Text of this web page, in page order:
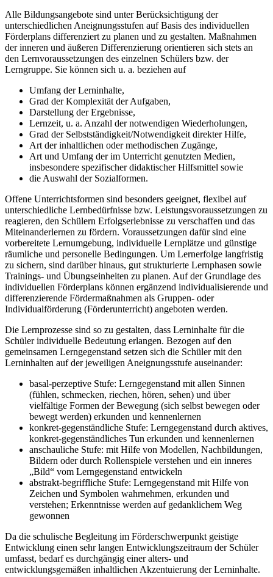
Alle Bildungsangebote sind unter Berücksichtigung der
unterschiedlichen Aneignungsstufen auf Basis des individuellen
Förderplans differenziert zu planen und zu gestalten. Maßnahmen
der inneren und äußeren Differenzierung orientieren sich stets an
den Lernvoraussetzungen des einzelnen Schülers bzw. der
Lerngruppe. Sie können sich u. a. beziehen auf
Umfang der Lerninhalte,
Grad der Komplexität der Aufgaben,
Darstellung der Ergebnisse,
Lernzeit, u. a. Anzahl der notwendigen Wiederholungen,
Grad der Selbstständigkeit/Notwendigkeit direkter Hilfe,
Art der inhaltlichen oder methodischen Zugänge,
Art und Umfang der im Unterricht genutzten Medien,
insbesondere spezifischer didaktischer Hilfsmittel sowie
die Auswahl der Sozialformen.
Offene Unterrichtsformen sind besonders geeignet, flexibel auf
unterschiedliche Lernbedürfnisse bzw. Leistungsvoraussetzungen zu
reagieren, den Schülern Erfolgserlebnisse zu verschaffen und das
Miteinanderlernen zu fördern. Voraussetzungen dafür sind eine
vorbereitete Lernumgebung, individuelle Lernplätze und günstige
räumliche und personelle Bedingungen. Um Lernerfolge langfristig
zu sichern, sind darüber hinaus, gut strukturierte Lernphasen sowie
Trainings- und Übungseinheiten zu planen. Auf der Grundlage des
individuellen Förderplans können ergänzend individualisierende und
differenzierende Fördermaßnahmen als Gruppen- oder
Individualförderung (Förderunterricht) angeboten werden.
Die Lernprozesse sind so zu gestalten, dass Lerninhalte für die
Schüler individuelle Bedeutung erlangen. Bezogen auf den
gemeinsamen Lerngegenstand setzen sich die Schüler mit den
Lerninhalten auf der jeweiligen Aneignungsstufe auseinander:
basal-perzeptive Stufe: Lerngegenstand mit allen Sinnen
(fühlen, schmecken, riechen, hören, sehen) und über
vielfältige Formen der Bewegung (sich selbst bewegen oder
bewegt werden) erkunden und kennenlernen
konkret-gegenständliche Stufe: Lerngegenstand durch aktives,
konkret-gegenständliches Tun erkunden und kennenlernen
anschauliche Stufe: mit Hilfe von Modellen, Nachbildungen,
Bildern oder durch Rollenspiele verstehen und ein inneres
„Bild“ vom Lerngegenstand entwickeln
abstrakt-begriffliche Stufe: Lerngegenstand mit Hilfe von
Zeichen und Symbolen wahrnehmen, erkunden und
verstehen; Erkenntnisse werden auf gedanklichem Weg
gewonnen
Da die schulische Begleitung im Förderschwerpunkt geistige
Entwicklung einen sehr langen Entwicklungszeitraum der Schüler
umfasst, bedarf es durchgängig einer alters- und
entwicklungsgemäßen inhaltlichen Akzentuierung der Lerninhalte.